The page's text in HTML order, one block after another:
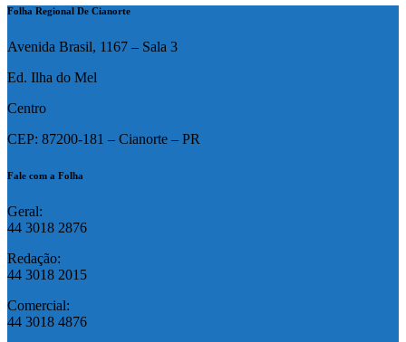
Folha Regional De Cianorte
Avenida Brasil, 1167 – Sala 3
Ed. Ilha do Mel
Centro
CEP: 87200-181 – Cianorte – PR
Fale com a Folha
Geral:
44 3018 2876
Redação:
44 3018 2015
Comercial:
44 3018 4876